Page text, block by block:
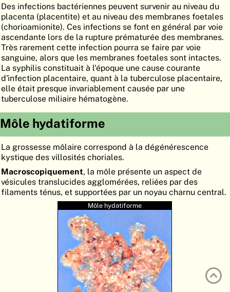
ACCUEIL
EMBRYOGÉNÈSE
ORGANOGÉNÈSE
ATLASEMBRYOLOGY
RECHERCHER
AIDE
DE
EN
Des infections bactériennes peuvent survenir au niveau du
placenta (placentite) et au niveau des membranes foetales
(chorioamionite). Ces infections se font en général par voie
ascendante lors de la rupture prématurée des membranes.
Très rarement cette infection pourra se faire par voie
sanguine, alors que les membranes foetales sont intactes.
La syphilis constituait à l'époque une cause courante
d'infection placentaire, quant à la tuberculose placentaire,
elle était presque invariablement causée par une
tuberculose miliaire hématogène.
Môle hydatiforme
La grossesse môlaire correspond à la dégénérescence
kystique des villosités choriales.
Macroscopiquement, la môle présente un aspect de
vésicules translucides agglomérées, reliées par des
filaments ténus, et supportées par un noyau charnu central.
Môle hydatiforme